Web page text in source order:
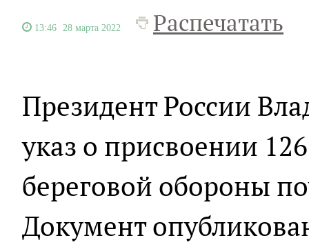
13:46 28 марта 2022 Распечатать
Президент России
указ о присвоении
береговой обороны
Документ